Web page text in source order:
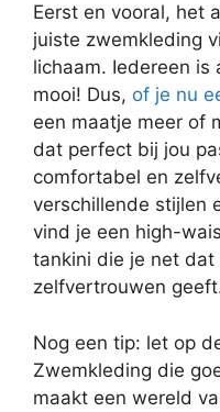
Eerst en vooral, het
juiste zwemkleding
lichaam. Iedereen
mooi! Dus, of je nu
een maatje meer of
dat perfect bij jou
comfortabel en
verschillende stijlen
vind je een high-
tankini die je net dat
zelfvertrouwen
Nog een tip: let op
Zwemkleding die
maakt een wereld